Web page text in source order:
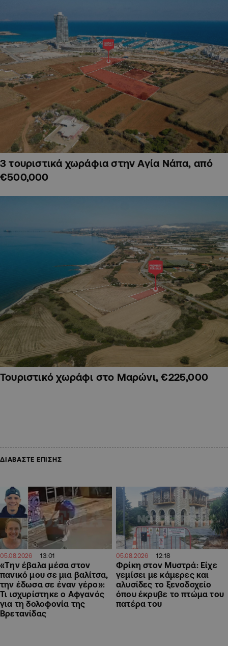
3 τουριστικά χωράφια στην Αγία Νάπα, από
€500,000
Τουριστικό χωράφι στο Μαρώνι, €225,000
ΔΙΑΒΑΣΤΕ ΕΠΙΣΗΣ
05.08.2026 13:01
«Την έβαλα μέσα στον
πανικό μου σε μια βαλίτσα,
την έδωσα σε έναν γέρο»:
Τι ισχυρίστηκε ο Αφγανός
για τη δολοφονία της
Βρετανίδας
05.08.2026 12:18
Φρίκη στον Μυστρά: Είχε
γεμίσει με κάμερες και
αλυσίδες το ξενοδοχείο
όπου έκρυβε το πτώμα του
πατέρα του